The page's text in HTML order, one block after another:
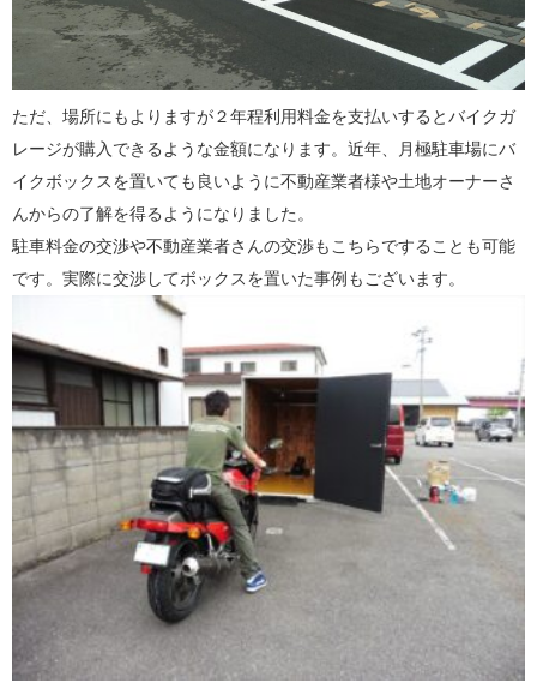
ただ、場所にもよりますが２年程利用料金を支払いするとバイクガ
レージが購入できるような金額になります。近年、月極駐車場にバ
イクボックスを置いても良いように不動産業者様や土地オーナーさ
んからの了解を得るようになりました。
駐車料金の交渉や不動産業者さんの交渉もこちらですることも可能
です。実際に交渉してボックスを置いた事例もございます。